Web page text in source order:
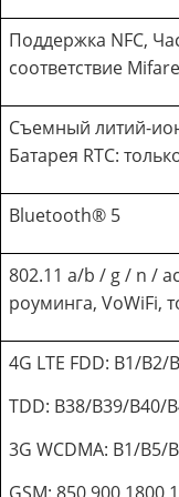
Поддержка NFC,
соответствие Mifare
Съемный литий-
Батарея RTC:
Bluetooth® 5
802.11 a/b / g / n /
роуминга, VoWiFi,
4G LTE FDD: B1/
TDD: B38/B39/B40/
3G WCDMA: B1/B5/